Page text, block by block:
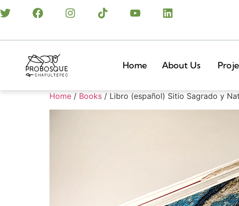
Home About Us
Home / Books / Libro (español) Sitio Sagrado y